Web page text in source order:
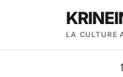
LA CULTURE